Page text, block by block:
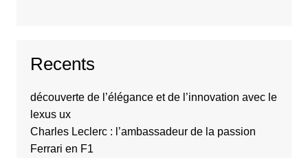
Recents
découverte de l’élégance et de l’innovation avec le
lexus ux
Charles Leclerc : l’ambassadeur de la passion
Ferrari en F1